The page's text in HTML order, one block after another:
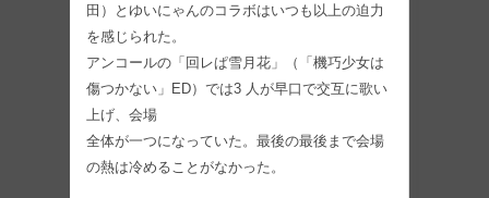
田）とゆいにゃんのコラボはいつも以上の迫力
を感じられた。
アンコールの「回レぱ雪月花」（「機巧少女は
傷つかない」ED）では3 人が早口で交互に歌い
上げ、会場
全体が一つになっていた。最後の最後まで会場
の熱は冷めることがなかった。